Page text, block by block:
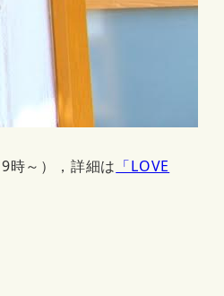
時～），詳細は 「LOVE